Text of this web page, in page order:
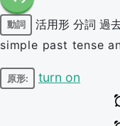
動詞 活用形 分詞 過
simple past tense
原形: turn on